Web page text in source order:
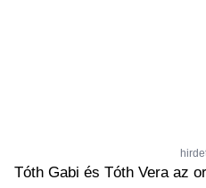
Tóth Gabi és Tóth Vera az